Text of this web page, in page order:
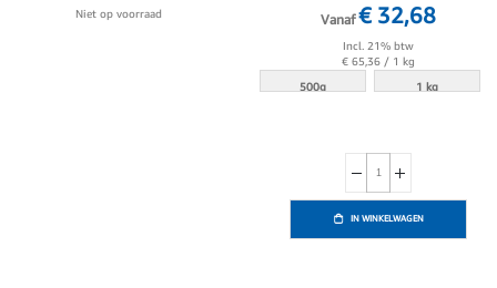
Niet op voorraad Vanaf € 32,68
Incl. 21% btw
€ 65,36 / 1 kg
500g
1 kg
IN WINKELWAGEN